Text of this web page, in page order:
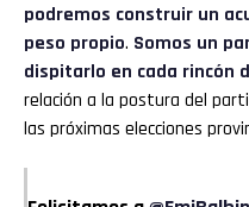
podremos construir un
peso propio. Somos un
dispitarlo en cada rincón
relación a la postura del
las próximas elecciones